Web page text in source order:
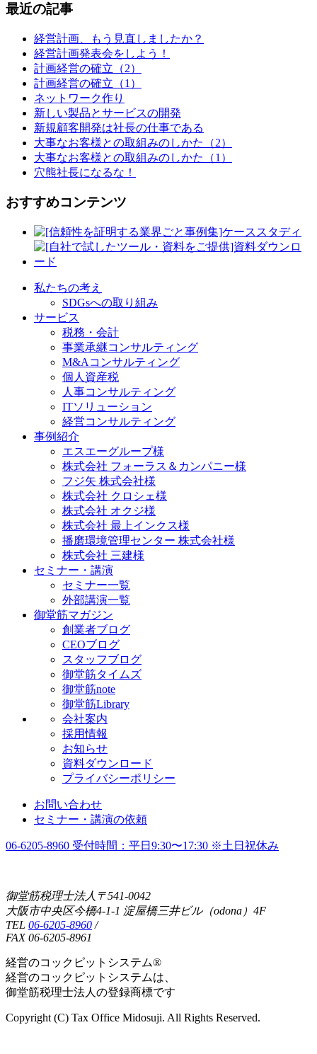
最近の記事
経営計画、もう見直しましたか？
経営計画発表会をしよう！
計画経営の確立（2）
計画経営の確立（1）
ネットワーク作り
新しい製品とサービスの開発
新規顧客開発は社長の仕事である
大事なお客様との取組みのしかた（2）
大事なお客様との取組みのしかた（1）
穴熊社長になるな！
おすすめコンテンツ
私たちの考え
SDGsへの取り組み
サービス
税務・会計
事業承継コンサルティング
M&Aコンサルティング
個人資産税
人事コンサルティング
ITソリューション
経営コンサルティング
事例紹介
エスエーグループ様
株式会社 フォーラス＆カンパニー様
フジ矢 株式会社様
株式会社 クロシェ様
株式会社 オクジ様
株式会社 最上インクス様
播磨環境管理センター 株式会社様
株式会社 三建様
セミナー・講演
セミナー一覧
外部講演一覧
御堂筋マガジン
創業者ブログ
CEOブログ
スタッフブログ
御堂筋タイムズ
御堂筋note
御堂筋Library
会社案内
採用情報
お知らせ
資料ダウンロード
プライバシーポリシー
お問い合わせ
セミナー・講演の依頼
06-6205-8960 受付時間：平日9:30〜17:30 ※土日祝休み
御堂筋税理士法人〒541-0042
大阪市中央区今橋4-1-1 淀屋橋三井ビル（odona）4F
TEL 06-6205-8960 /
FAX 06-6205-8961
経営のコックピットシステム®
経営のコックピットシステムは、
御堂筋税理士法人の登録商標です
Copyright (C) Tax Office Midosuji. All Rights Reserved.